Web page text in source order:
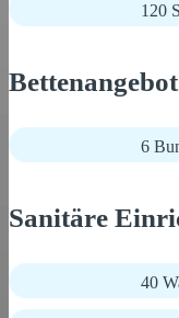
120
6
Sanitäre
40